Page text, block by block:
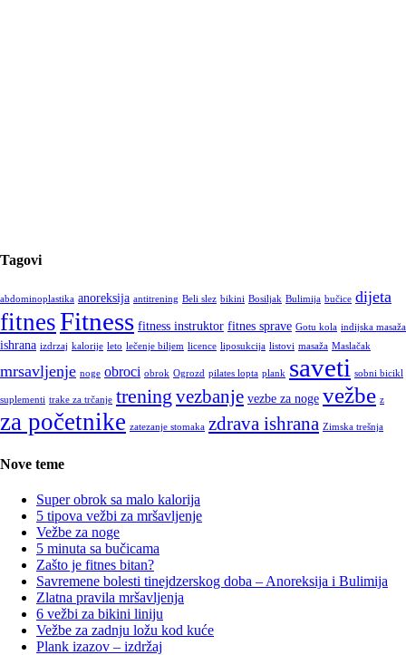
Tagovi
abdominoplastika anoreksija antitrening Beli slez bikini Bosiljak Bulimija bučice dijeta
fitnesFitness fitness instruktor fitnes sprave Gotu kola indijska masaža
ishrana izdrzaj kalorije leto lečenje biljem licence liposukcija listovi masaža Maslačak
mrsavljenje noge obroci obrok Ogrozd pilates lopta plank saveti sobni bicikl
suplementi trake za trčanje trening vezbanje vezbe za noge vežbe z
za početnike zatezanje stomaka zdrava ishrana Zimska trešnja
Nove teme
Super obrok sa malo kalorija
5 tipova vežbi za mršavljenje
Vežbe za noge
5 minuta sa bučicama
Zašto je fitnes bitan?
Savremene bolesti tinejdzerskog doba – Anoreksija i Bulimija
Zlatna pravila mršavljenja
6 vežbi za bikini liniju
Vežbe za zadnju ložu kod kuće
Plank izazov – izdržaj